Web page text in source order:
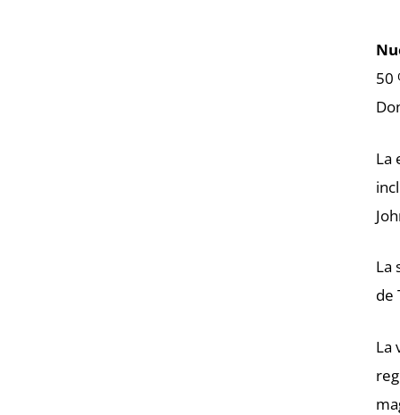
50
La
La
de
La